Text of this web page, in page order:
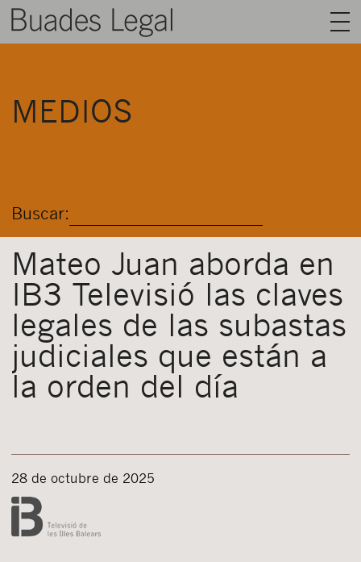
CONTACTO
ESPAÑOL
MEDIOS
Buscar:
Mateo Juan aborda en
IB3 Televisió las claves
legales de las subastas
judiciales que están a
la orden del día
28 de octubre de 2025